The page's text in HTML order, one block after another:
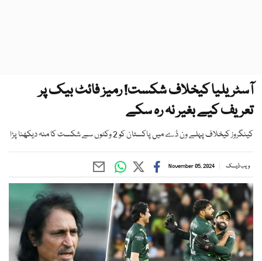
آسٹریلیا کیخلاف شکست! رمیز فائٹ بیک پر
تعریف کیے بغیر نہ رہ سکے
کینگروز کیخلاف پہلے ون ڈے میں پاکستان کو 2 وکٹوں سے شکست کا منہ دیکھنا پڑا
ویب ڈیسک November 05, 2024